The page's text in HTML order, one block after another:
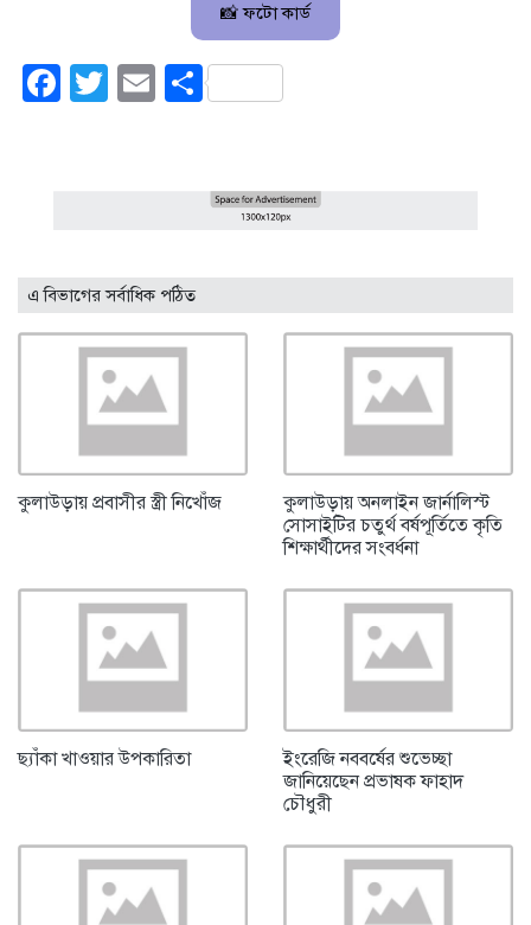
📸 ফটো কার্ড
Facebook
Twitter
EmailShare
এ বিভাগের সর্বাধিক পঠিত
কুলাউড়ায় প্রবাসীর স্ত্রী নিখোঁজ
কুলাউড়ায় অনলাইন জার্নালিস্ট
সোসাইটির চতুর্থ বর্ষপূর্তিতে কৃতি
শিক্ষার্থীদের সংবর্ধনা
ছ্যাঁকা খাওয়ার উপকারিতা
ইংরেজি নববর্ষের শুভেচ্ছা
জানিয়েছেন প্রভাষক ফাহাদ
চৌধুরী